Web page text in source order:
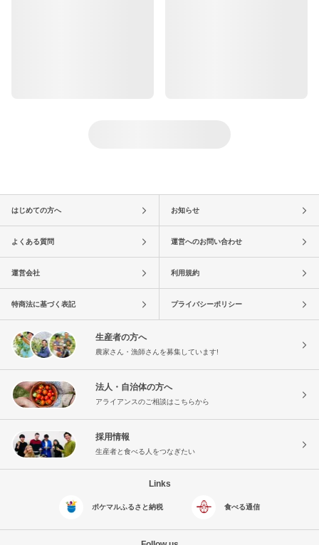
はじめての方へ お知らせ
よくある質問 運営へのお問い合わせ
運営会社 利用規約
特商法に基づく表記 プライバシーポリシー
生産者の方へ
農家さん・漁師さんを募集しています!
法人・自治体の方へ
アライアンスのご相談はこちらから
採用情報
生産者と食べる人をつなぎたい
Links
ポケマルふるさと納税 食べる通信